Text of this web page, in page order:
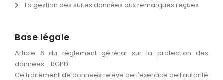
La gestion des suites données aux remarques reçues
Base légale
Article 6 du règlement général sur la protection des
données - RGPD
Ce traitement de données relève de l'exercice de l'autorité